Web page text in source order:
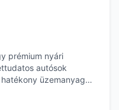
prémium nyári
autósok
üzemanyag-